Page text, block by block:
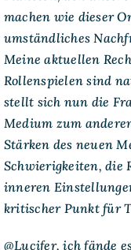
machen wie dieser
umständliches
Meine aktuellen
Rollenspielen sind
stellt sich nun die
Medium zum
Stärken des neuen
Schwierigkeiten, die
inneren
kritischer Punkt für
@Lucifer, ich fände